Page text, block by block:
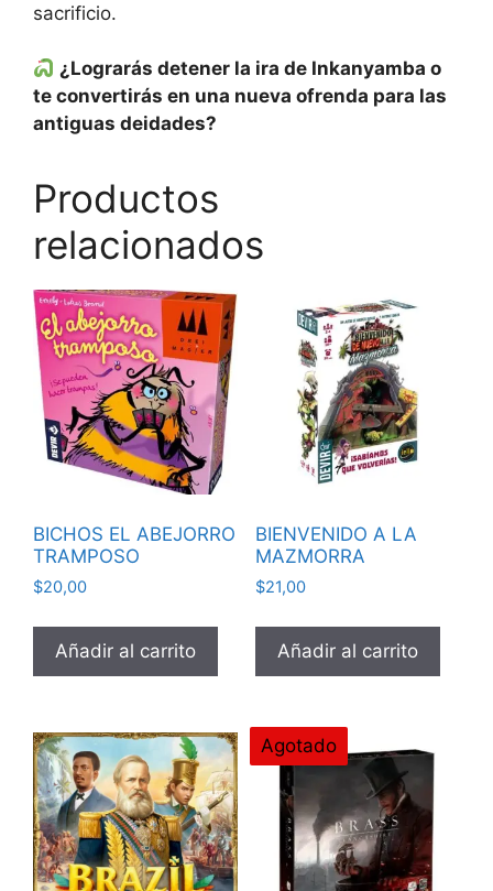
sacrificio.
¿Lograrás detener la ira de Inkanyamba o
te convertirás en una nueva ofrenda para las
antiguas deidades?
Productos
relacionados
BICHOS EL ABEJORRO
TRAMPOSO
$20,00
Añadir al carrito
BIENVENIDO A LA
MAZMORRA
$21,00
Añadir al carrito
Agotado